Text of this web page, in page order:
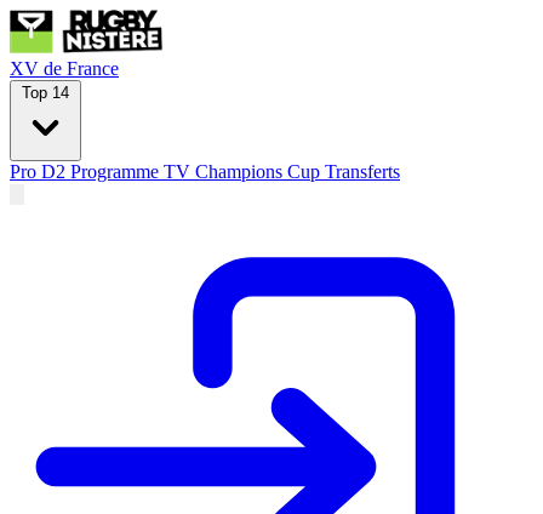
XV de France
Top 14
Pro D2 Programme TV Champions Cup Transferts